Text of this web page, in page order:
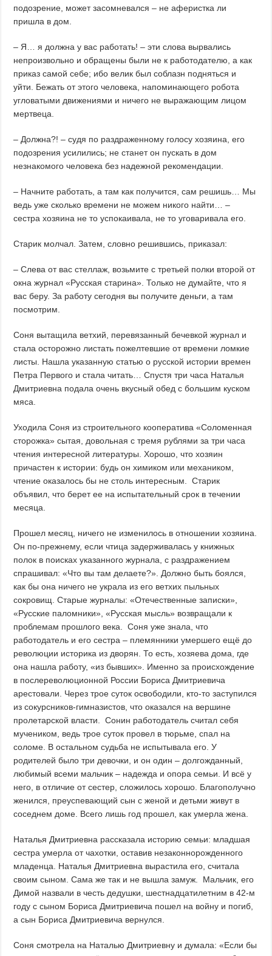
подозрение, может засомневался – не аферистка ли
пришла в дом.
– Я… я должна у вас работать! – эти слова вырвались
непроизвольно и обращены были не к работодателю, а как
приказ самой себе; ибо велик был соблазн подняться и
уйти. Бежать от этого человека, напоминающего робота
угловатыми движениями и ничего не выражающим лицом
мертвеца.
– Должна?! – судя по раздраженному голосу хозяина, его
подозрения усилились; не станет он пускать в дом
незнакомого человека без надежной рекомендации.
– Начните работать, а там как получится, сам решишь… Мы
ведь уже сколько времени не можем никого найти… –
сестра хозяина не то успокаивала, не то уговаривала его.
Старик молчал. Затем, словно решившись, приказал:
– Слева от вас стеллаж, возьмите с третьей полки второй от
окна журнал «Русская старина». Только не думайте, что я
вас беру. За работу сегодня вы получите деньги, а там
посмотрим.
Соня вытащила ветхий, перевязанный бечевкой журнал и
стала осторожно листать пожелтевшие от времени ломкие
листы. Нашла указанную статью о русской истории времен
Петра Первого и стала читать… Спустя три часа Наталья
Дмитриевна подала очень вкусный обед с большим куском
мяса.
Уходила Соня из строительного кооператива «Соломенная
сторожка» сытая, довольная с тремя рублями за три часа
чтения интересной литературы. Хорошо, что хозяин
причастен к истории: будь он химиком или механиком,
чтение оказалось бы не столь интересным. Старик
объявил, что берет ее на испытательный срок в течении
месяца.
Прошел месяц, ничего не изменилось в отношении хозяина.
Он по-прежнему, если чтица задерживалась у книжных
полок в поисках указанного журнала, с раздражением
спрашивал: «Что вы там делаете?». Должно быть боялся,
как бы она ничего не украла из его ветхих пыльных
сокровищ. Старые журналы: «Отечественные записки»,
«Русские паломники», «Русская мысль» возвращали к
проблемам прошлого века. Соня уже знала, что
работодатель и его сестра – племянники умершего ещё до
революции историка из дворян. То есть, хозяева дома, где
она нашла работу, «из бывших». Именно за происхождение
в послереволюционной России Бориса Дмитриевича
арестовали. Через трое суток освободили, кто-то заступился
из сокурсников-гимназистов, что оказался на вершине
пролетарской власти. Сонин работодатель считал себя
мучеником, ведь трое суток провел в тюрьме, спал на
соломе. В остальном судьба не испытывала его. У
родителей было три девочки, и он один – долгожданный,
любимый всеми мальчик – надежда и опора семьи. И всё у
него, в отличие от сестер, сложилось хорошо. Благополучно
женился, преуспевающий сын с женой и детьми живут в
соседнем доме. Всего лишь год прошел, как умерла жена.
Наталья Дмитриевна рассказала историю семьи: младшая
сестра умерла от чахотки, оставив незаконнорожденного
младенца. Наталья Дмитриевна вырастила его, считала
своим сыном. Сама же так и не вышла замуж. Мальчик, его
Димой назвали в честь дедушки, шестнадцатилетним в 42-м
году с сыном Бориса Дмитриевича пошел на войну и погиб,
а сын Бориса Дмитриевича вернулся.
Соня смотрела на Наталью Дмитриевну и думала: «Если бы